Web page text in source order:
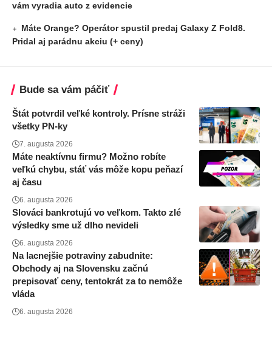
vám vyradia auto z evidencie
Máte Orange? Operátor spustil predaj Galaxy Z Fold8.
Pridal aj parádnu akciu (+ ceny)
Bude sa vám páčiť
Štát potvrdil veľké kontroly. Prísne stráži
všetky PN-ky
7. augusta 2026
Máte neaktívnu firmu? Možno robíte
veľkú chybu, stáť vás môže kopu peňazí
aj času
6. augusta 2026
Slováci bankrotujú vo veľkom. Takto zlé
výsledky sme už dlho nevideli
6. augusta 2026
Na lacnejšie potraviny zabudnite:
Obchody aj na Slovensku začnú
prepisovať ceny, tentokrát za to nemôže
vláda
6. augusta 2026